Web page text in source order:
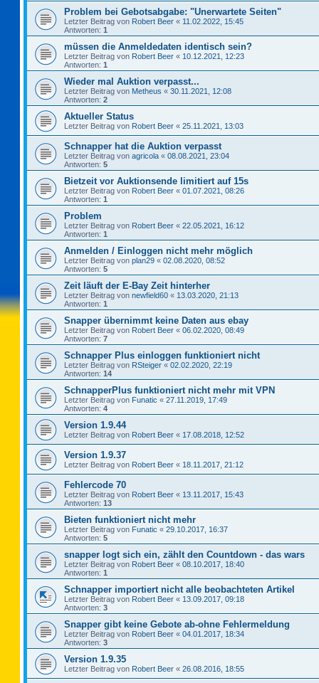
Problem bei Gebotsabgabe: "Unerwartete Seiten"
Letzter Beitrag von Robert Beer « 11.02.2022, 15:45
Antworten: 1
müssen die Anmeldedaten identisch sein?
Letzter Beitrag von Robert Beer « 10.12.2021, 12:23
Antworten: 1
Wieder mal Auktion verpasst...
Letzter Beitrag von Metheus « 30.11.2021, 12:08
Antworten: 2
Aktueller Status
Letzter Beitrag von Robert Beer « 25.11.2021, 13:03
Schnapper hat die Auktion verpasst
Letzter Beitrag von agricola « 08.08.2021, 23:04
Antworten: 5
Bietzeit vor Auktionsende limitiert auf 15s
Letzter Beitrag von Robert Beer « 01.07.2021, 08:26
Antworten: 1
Problem
Letzter Beitrag von Robert Beer « 22.05.2021, 16:12
Antworten: 1
Anmelden / Einloggen nicht mehr möglich
Letzter Beitrag von plan29 « 02.08.2020, 08:52
Antworten: 5
Zeit läuft der E-Bay Zeit hinterher
Letzter Beitrag von newfield60 « 13.03.2020, 21:13
Antworten: 1
Snapper übernimmt keine Daten aus ebay
Letzter Beitrag von Robert Beer « 06.02.2020, 08:49
Antworten: 7
Schnapper Plus einloggen funktioniert nicht
Letzter Beitrag von RSteiger « 02.02.2020, 22:19
Antworten: 14
SchnapperPlus funktioniert nicht mehr mit VPN
Letzter Beitrag von Funatic « 27.11.2019, 17:49
Antworten: 4
Version 1.9.44
Letzter Beitrag von Robert Beer « 17.08.2018, 12:52
Version 1.9.37
Letzter Beitrag von Robert Beer « 18.11.2017, 21:12
Fehlercode 70
Letzter Beitrag von Robert Beer « 13.11.2017, 15:43
Antworten: 13
Bieten funktioniert nicht mehr
Letzter Beitrag von Funatic « 29.10.2017, 16:37
Antworten: 5
snapper logt sich ein, zählt den Countdown - das wars
Letzter Beitrag von Robert Beer « 08.10.2017, 18:40
Antworten: 1
Schnapper importiert nicht alle beobachteten Artikel
Letzter Beitrag von Robert Beer « 13.09.2017, 09:18
Antworten: 3
Snapper gibt keine Gebote ab-ohne Fehlermeldung
Letzter Beitrag von Robert Beer « 04.01.2017, 18:34
Antworten: 3
Version 1.9.35
Letzter Beitrag von Robert Beer « 26.08.2016, 18:55